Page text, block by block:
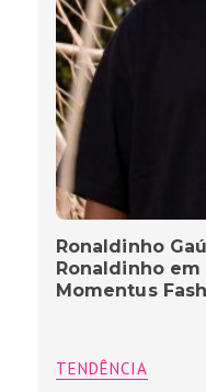
Ronaldinho
Ronaldinho
Momentus
TENDÊNCIA